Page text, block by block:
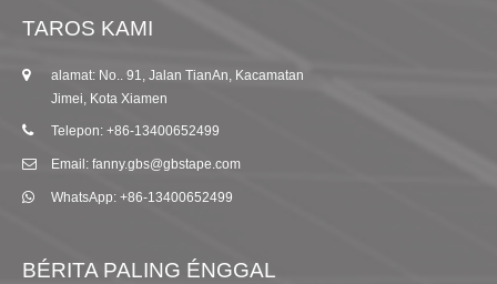
TAROS KAMI
alamat: No.. 91, Jalan TianAn, Kacamatan
Jimei, Kota Xiamen
Telepon: +86-13400652499
Email: fanny.gbs@gbstape.com
WhatsApp: +86-13400652499
BÉRITA PALING ÉNGGAL